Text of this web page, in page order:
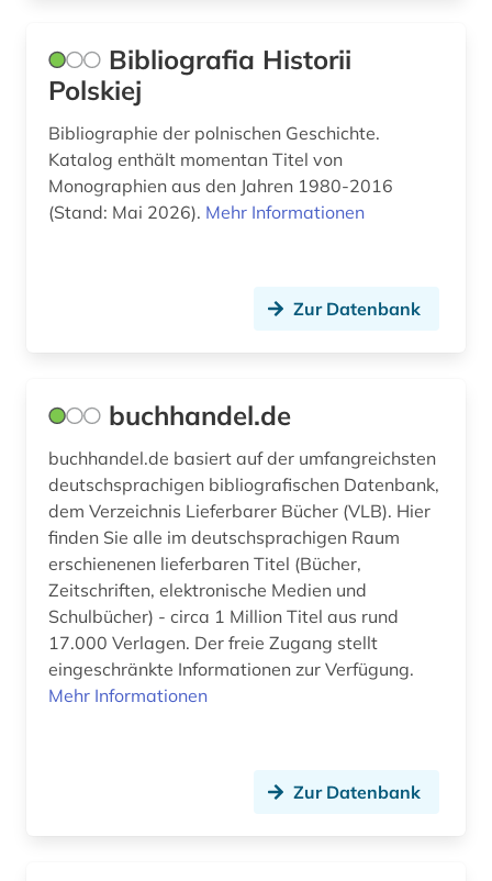
dokumentenserver (1)
dokumentlieferung (2)
drittes reich (3)
dunhuang (1)
dunhuang-handschriften (1)
einstein (1)
elektronik (1)
elektronische bibliothek (1)
elektronische medien (1)
elektronische publikation (1)
elektronische zeitschrift (4)
Bibliografia Historii
Polskiej
Bibliographie der polnischen Geschichte.
Katalog enthält momentan Titel von
Monographien aus den Jahren 1980-2016
(Stand: Mai 2026). Mehr Informationen
Zur Datenbank
buchhandel.de
buchhandel.de basiert auf der umfangreichsten
deutschsprachigen bibliografischen Datenbank,
dem Verzeichnis Lieferbarer Bücher (VLB). Hier
finden Sie alle im deutschsprachigen Raum
erschienenen lieferbaren Titel (Bücher,
Zeitschriften, elektronische Medien und
Schulbücher) - circa 1 Million Titel aus rund
17.000 Verlagen. Der freie Zugang stellt
eingeschränkte Informationen zur Verfügung.
Mehr Informationen
Zur Datenbank